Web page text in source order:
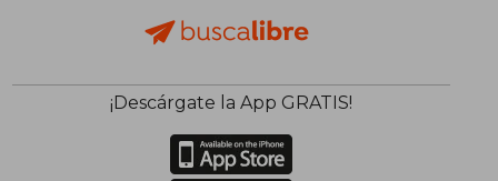
¡Descárgate la App GRATIS!